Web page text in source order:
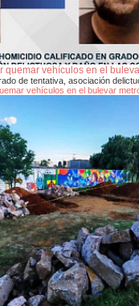
quemar vehículos en el
de tentativa, asociación
vehículos en el bulevar